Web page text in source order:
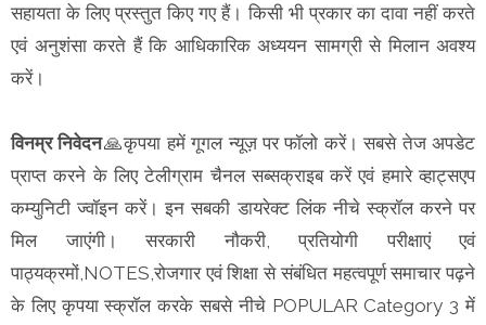
सहायता के लिए प्रस्तुत किए गए हैं। किसी भी प्रकार का दावा नहीं करते
एवं अनुशंसा करते हैं कि आधिकारिक अध्ययन सामग्री से मिलान अवश्य
करें।
विनम्र निवेदन🙏कृपया हमें गूगल न्यूज़ पर फॉलो करें। सबसे तेज अपडेट
प्राप्त करने के लिए टेलीग्राम चैनल सब्सक्राइब करें एवं हमारे व्हाट्सएप
कम्युनिटी ज्वॉइन करें। इन सबकी डायरेक्ट लिंक नीचे स्क्रॉल करने पर
मिल जाएंगी। सरकारी नौकरी, प्रतियोगी परीक्षाएं एवं
पाठ्यक्रमों,NOTES,रोजगार एवं शिक्षा से संबंधित महत्वपूर्ण समाचार पढ़ने
के लिए कृपया स्क्रॉल करके सबसे नीचे POPULAR Category 3 में